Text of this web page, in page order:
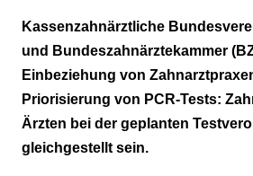
Zahnarztpraxen werden
Testungen werden ohne
depriorisiert
Kassenzahnärztliche
und Bundeszahnärztekammer
Einbeziehung von
Priorisierung von PCR-Tests:
Ärzten bei der geplanten
gleichgestellt sein.